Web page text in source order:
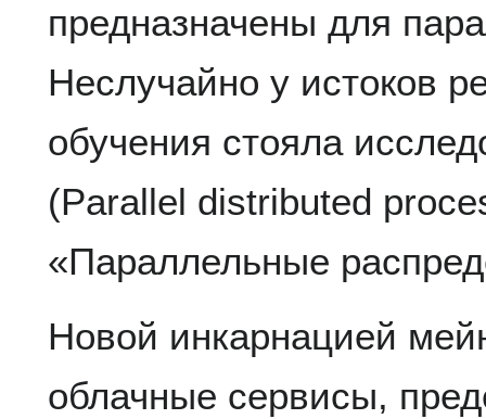
предназначены для
Неслучайно у истоков
обучения стояла
(Parallel distributed
«Параллельные
Новой инкарнацией
облачные сервисы,